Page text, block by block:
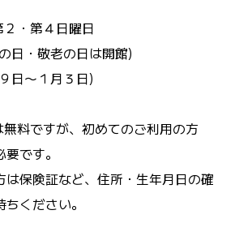
・第４日曜日
日・敬老の日は開館)
日〜１月３日)
料ですが、初めてのご利用の方
です。
は保険証など、住所・生年月日の確
ください。